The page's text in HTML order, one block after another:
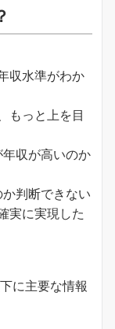
収水準がわか
もっと上を目
収が高いのか
判断できない
実に実現した
に主要な情報